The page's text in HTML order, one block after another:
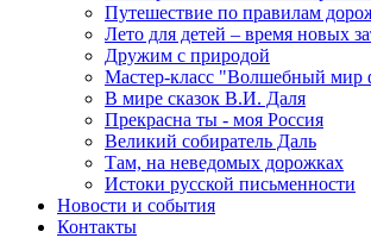
Путешествие по правилам
Лето для детей – время новых
Дружим с природой
Мастер-класс "Волшебный мир
В мире сказок В.И. Даля
Прекрасна ты - моя Россия
Великий собиратель Даль
Там, на неведомых дорожках
Истоки русской письменности
Новости и события
Контакты